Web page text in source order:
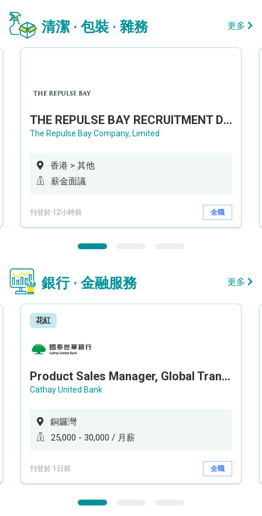
清潔 · 包裝 · 雜務 更多
THE REPULSE BAY RECRUITMENT DAY 淺水灣影灣園人才招聘會
The Repulse Bay Company, Limited
香港 > 其他
薪金面議
刊登於 12小時前 全職
銀行 · 金融服務 更多
花紅
Product Sales Manager, Global Transaction Service (GTS)
Cathay United Bank
銅鑼灣
25,000 - 30,000 / 月薪
刊登於 1日前 全職